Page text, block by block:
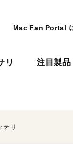
Mac Fan Portal
リ 注目製品
テリ